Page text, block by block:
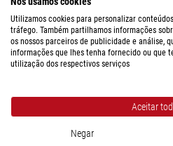
movido.
A esfera do globo é fabricada em
confere-lhe um aspeto natural, sendo
A imagem cartográfica da série
doscartógrafos holandeses
relatórios de exploradores estrangeiros
mostre mais...
Geral
Tipo de construção
Utilizamos cookies para personalizar
tráfego. Também partilhamos informações
os nossos parceiros de publicidade e análise,
informações que lhes tenha fornecido ou que
utilização dos respectivos serviços
Aceitar
Negar